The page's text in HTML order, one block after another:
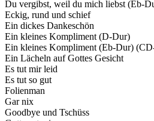
Du vergibst, weil du mich liebst (Eb-
Eckig, rund und schief
Ein dickes Dankeschön
Ein kleines Kompliment (D-Dur)
Ein kleines Kompliment (Eb-Dur)
Ein Lächeln auf Gottes Gesicht
Es tut mir leid
Es tut so gut
Folienman
Gar nix
Goodbye und Tschüss